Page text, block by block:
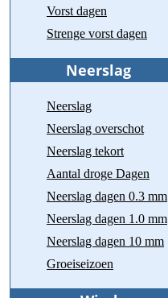
Vorst dagen
Strenge vorst dagen
Neerslag
Neerslag overschot
Neerslag tekort
Aantal droge Dagen
Neerslag dagen 0.3 mm
Neerslag dagen 1.0 mm
Neerslag dagen 10 mm
Groeiseizoen